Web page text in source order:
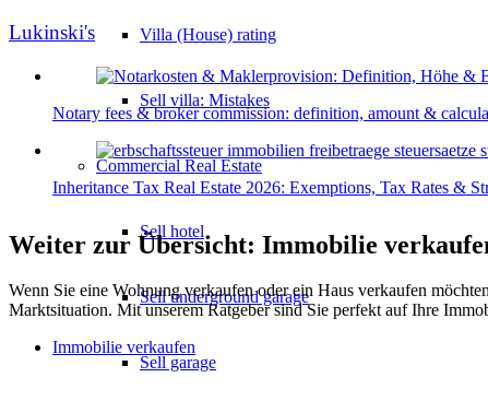
Villa (House) rating
Sell villa: Mistakes
Commercial Real Estate
Sell hotel
Sell underground garage
Sell garage
Lukinski's
Notary fees & broker commission: definition, amount &
Inheritance Tax Real Estate 2026: Exemptions, Tax Rates &
Weiter zur Übersicht: Immobilie
Wenn Sie eine Wohnung verkaufen oder ein Haus verkaufen
Marktsituation. Mit unserem Ratgeber sind Sie perfekt auf Ihre
Immobilie verkaufen